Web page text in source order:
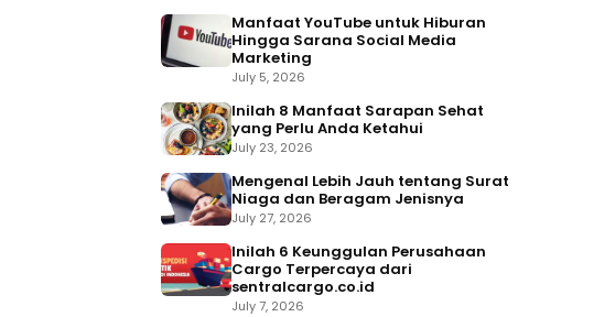
Manfaat YouTube untuk Hiburan
Hingga Sarana Social Media
Marketing
July 5, 2026
Inilah 8 Manfaat Sarapan Sehat
yang Perlu Anda Ketahui
July 23, 2026
Mengenal Lebih Jauh tentang Surat
Niaga dan Beragam Jenisnya
July 27, 2026
Inilah 6 Keunggulan Perusahaan
Cargo Terpercaya dari
sentralcargo.co.id
July 7, 2026